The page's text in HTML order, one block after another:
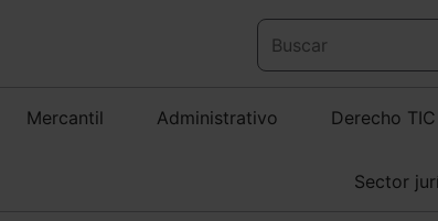
Mercantil Administrativo Derecho TIC
Sector